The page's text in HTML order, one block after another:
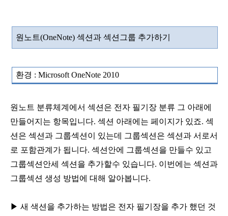
원노트(OneNote) 섹션과 섹션그룹 추가하기
환경 : Microsoft OneNote 2010
원노트 분류체계에서 섹션은 전자 필기장 분류 그 아래에
만들어지는 항목입니다. 섹션 아래에는 페이지가 있죠. 섹
션은 섹션과 그룹섹션이 있는데 그룹섹션은 섹션과 서로서
로 포함관계가 됩니다. 섹션안에 그룹섹션을 만들수 있고
그룹섹션안세 섹션을 추가할수 있습니다. 이번에는 섹션과
그룹섹션 생성 방법에 대해 알아봅니다.
▶ 새 색션을 추가하는 방법은 전자 필기장을 추가 했던 것